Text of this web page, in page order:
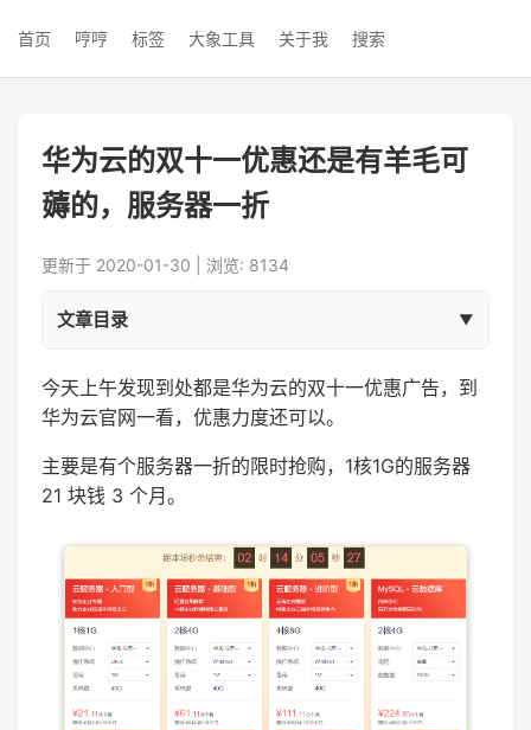
首页 哼哼 标签 大象工具 关于我 搜索
华为云的双十一优惠还是有羊毛可
薅的，服务器一折
更新于 2020-01-30 | 浏览: 8134
文章目录
今天上午发现到处都是华为云的双十一优惠广告，到
华为云官网一看，优惠力度还可以。
主要是有个服务器一折的限时抢购，1核1G的服务器
21 块钱 3 个月。